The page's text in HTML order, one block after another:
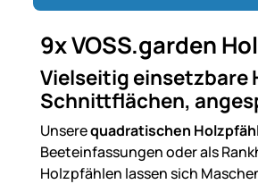
9x VOSS.garden
Vielseitig einsetzbare
Schnittflächen,
Unserequadratischen
Beeteinfassungen oder als
Holzpfählen lassen sich